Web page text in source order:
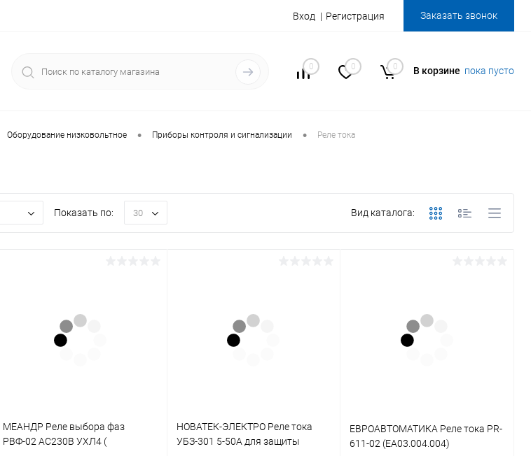
Вход Регистрация Заказать звонок
0 0 0 В корзине пока пусто
Оборудование низковольтное • Приборы контроля и сигнализации • Реле тока
Показать по: 30 Вид каталога:
МЕАНДР Реле выбора фаз
РВФ-02 АС230В УХЛ4 (
НОВАТЕК-ЭЛЕКТРО Реле тока
УБЗ-301 5-50A для защиты
ЕВРОАВТОМАТИКА Реле тока PR-
611-02 (EA03.004.004)